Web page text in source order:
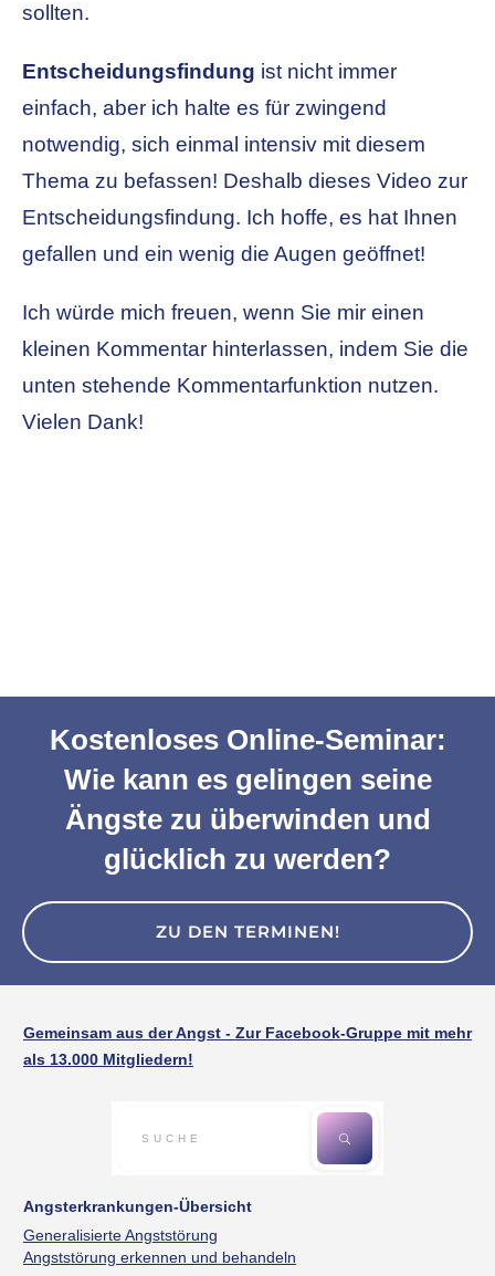
sollten.
Entscheidungsfindung ist nicht immer
einfach, aber ich halte es für zwingend
notwendig, sich einmal intensiv mit diesem
Thema zu befassen! Deshalb dieses Video zur
Entscheidungsfindung. Ich hoffe, es hat Ihnen
gefallen und ein wenig die Augen geöffnet!
Ich würde mich freuen, wenn Sie mir einen
kleinen Kommentar hinterlassen, indem Sie die
unten stehende Kommentarfunktion nutzen.
Vielen Dank!
Kostenloses Online-Seminar:
Wie kann es gelingen seine
Ängste zu überwinden und
glücklich zu werden?
ZU DEN TERMINEN!
Gemeinsam aus der Angst - Zur Facebook-Gruppe mit mehr
als 13.000 Mitgliedern!
Angsterkrankungen-Übersicht
Generalisierte Angststörung
Angststörung erkennen und behandeln